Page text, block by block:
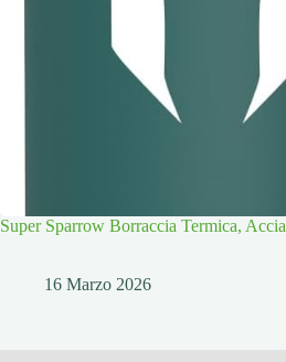
Super Sparrow Borraccia Termica,
16 Marzo 2026